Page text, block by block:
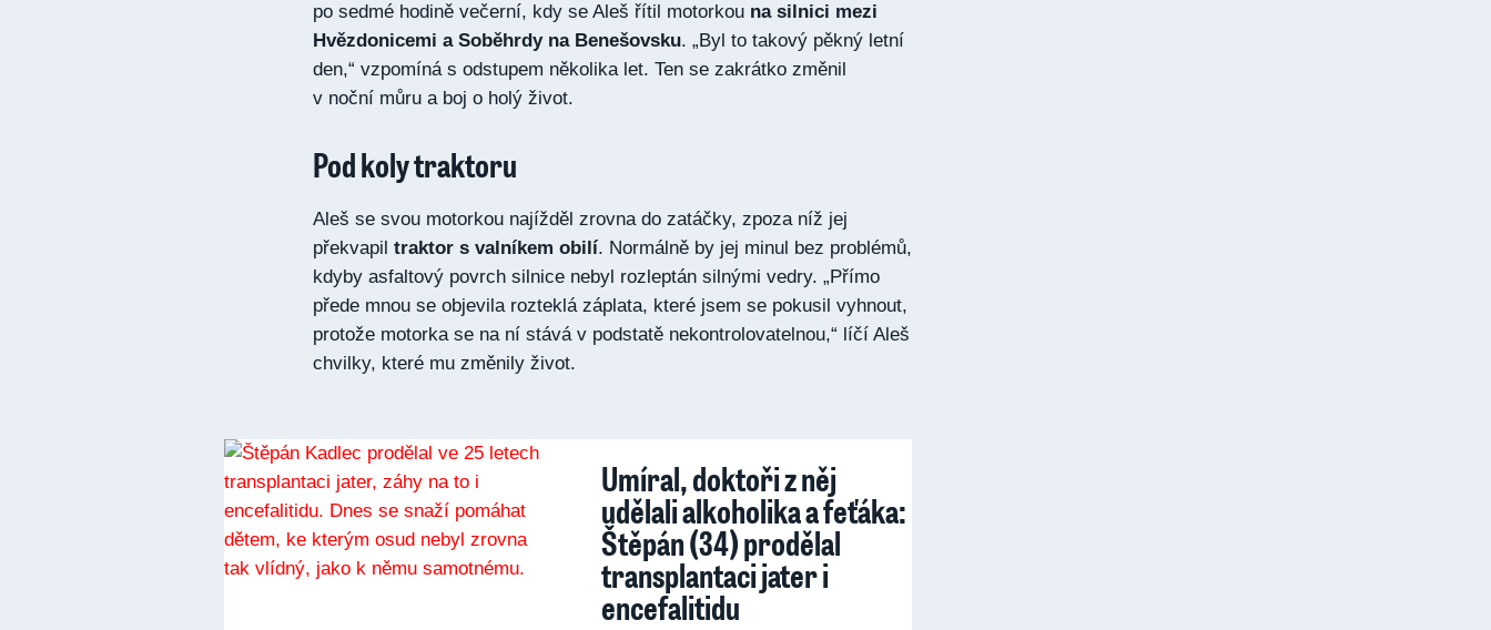
po sedmé hodině večerní, kdy se Aleš řítil motorkou na silnici mezi
Hvězdonicemi a Soběhrdy na Benešovsku. „Byl to takový pěkný letní
den,“ vzpomíná s odstupem několika let. Ten se zakrátko změnil
v noční můru a boj o holý život.
Pod koly traktoru
Aleš se svou motorkou najížděl zrovna do zatáčky, zpoza níž jej
překvapil traktor s valníkem obilí. Normálně by jej minul bez problémů,
kdyby asfaltový povrch silnice nebyl rozleptán silnými vedry. „Přímo
přede mnou se objevila rozteklá záplata, které jsem se pokusil vyhnout,
protože motorka se na ní stává v podstatě nekontrolovatelnou,“ líčí Aleš
chvilky, které mu změnily život.
Umíral, doktoři z něj
udělali alkoholika a feťáka:
Štěpán (34) prodělal
transplantaci jater i
encefalitidu